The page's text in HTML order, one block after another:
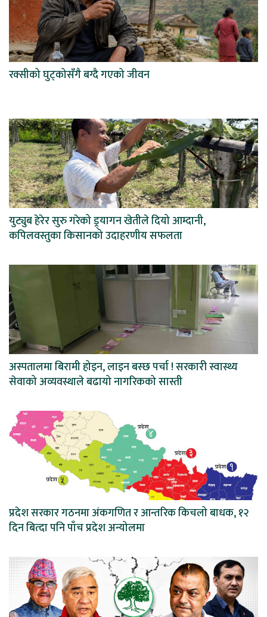
रक्सीको घुट्कोसँगै बग्दै गएको जीवन
युट्युब हेरेर सुरु गरेको ड्र्यागन खेतीले दियो आम्दानी,
कपिलवस्तुका किसानको उदाहरणीय सफलता
अस्पतालमा बिरामी होइन, लाइन बस्छ पर्चा ! सरकारी स्वास्थ्य
सेवाको अव्यवस्थाले बढायो नागरिकको सास्ती
प्रदेश सरकार गठनमा अंकगणित र आन्तरिक किचलो बाधक, १२
दिन बित्दा पनि पाँच प्रदेश अन्योलमा